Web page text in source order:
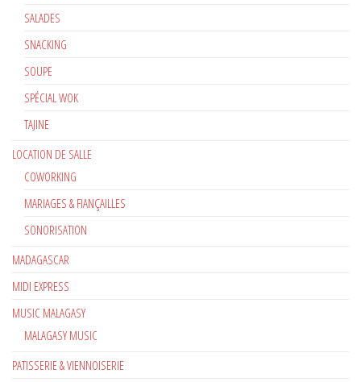
SALADES
SNACKING
SOUPE
SPÉCIAL WOK
TAJINE
LOCATION DE SALLE
COWORKING
MARIAGES & FIANÇAILLES
SONORISATION
MADAGASCAR
MIDI EXPRESS
MUSIC MALAGASY
MALAGASY MUSIC
PATISSERIE & VIENNOISERIE